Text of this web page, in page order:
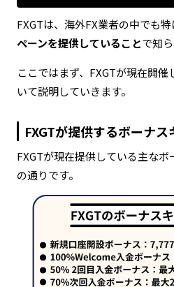
FXGTは、海外FX業者の中でも特
ペーンを提供していることで知
ここではまず、FXGTが現在開
いて説明していきます。
FXGTが提供するボーナ
FXGTが現在提供している主な
の通りです。